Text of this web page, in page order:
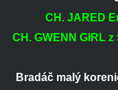
CH. JARED
CH. GWENN GIRL
Bradáč malý